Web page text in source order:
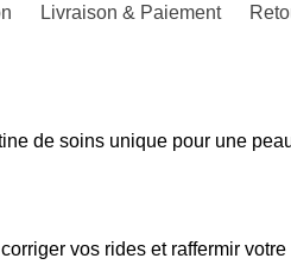
Livraison & Paiement
de soins unique pour une
vos rides et raffermir